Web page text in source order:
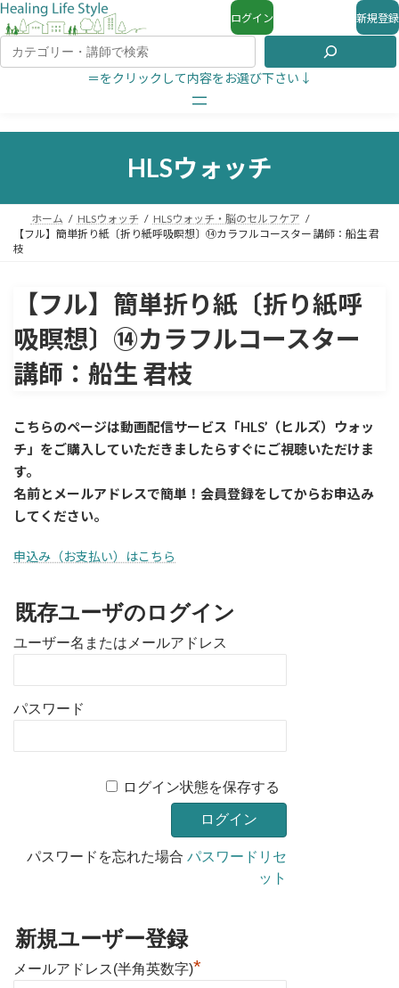
ログイン 新規登録
＝をクリックして内容をお選び下さい↓
HLSウォッチ
ホーム HLSウォッチ
HLSウォッチ・脳のセルフケア
【フル】簡単折り紙〔折り紙呼吸瞑想〕⑭カラフルコースター 講師：船生 君
枝
【フル】簡単折り紙〔折り紙呼
吸瞑想〕⑭カラフルコースター
講師：船生 君枝
こちらのページは動画配信サービス「HLS’（ヒルズ）ウォッ
チ」をご購入していただきましたらすぐに ご視聴いただけま
す。
名前とメールアドレスで簡単！会員登録をしてからお申込み
してください。
申込み（お支払い）はこちら
既存ユーザのログイン
ユーザー名またはメールアドレス
パスワード
ログイン状態を保存する
パスワードを忘れた場合パスワードリセ
ット
新規ユーザー登録
メールアドレス(半角英数字)*